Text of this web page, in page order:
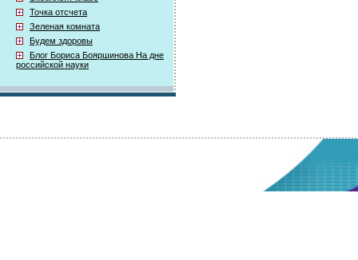
Точка отсчета
Зеленая комната
Будем здоровы
Блог Бориса Бояршинова На дне
российской науки